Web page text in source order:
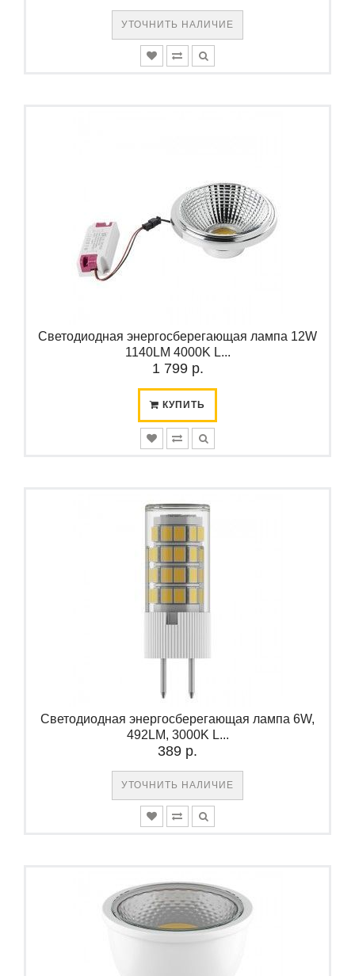
УТОЧНИТЬ НАЛИЧИЕ
Светодиодная энергосберегающая лампа 12W
1140LM 4000K L...
1 799 р.
КУПИТЬ
Светодиодная энергосберегающая лампа 6W,
492LM, 3000K L...
389 р.
УТОЧНИТЬ НАЛИЧИЕ